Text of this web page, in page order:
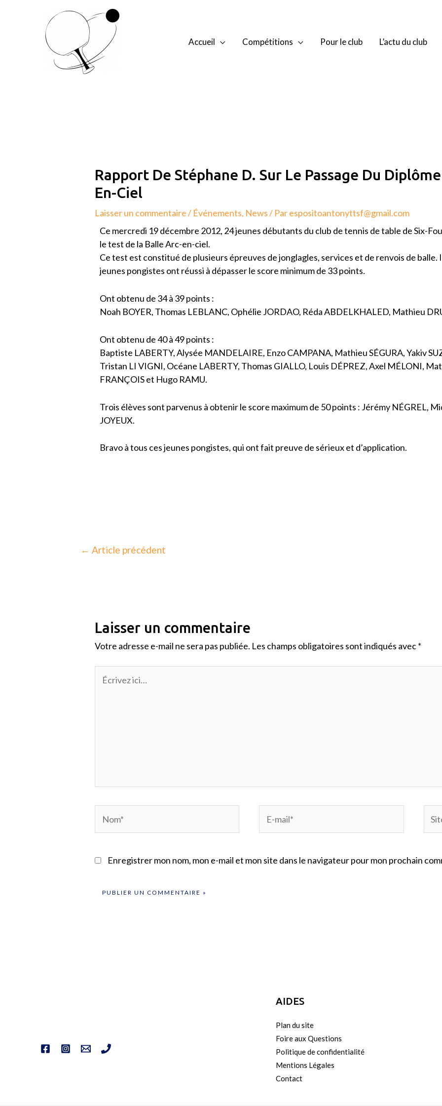
Accueil Compétitions Pour le club L’actu du club
Rapport De Stéphane D. Sur Le Passage Du
En-Ciel
Laisser un commentaire/ Événements, News/ Parespositoantonyttsf@gmail.com
Ce mercredi 19 décembre 2012, 24 jeunes débutants du club de tennis de table de Six-
le test de la Balle Arc-en-ciel.
Ce test est constitué de plusieurs épreuves de jonglagles, services et de renvois de balle.
jeunes pongistes ont réussi à dépasser le score minimum de 33 points.
Ont obtenu de 34 à 39 points :
Noah BOYER, Thomas LEBLANC, Ophélie JORDAO, Réda ABDELKHALED, Mathieu
Ont obtenu de 40 à 49 points :
Baptiste LABERTY, Alysée MANDELAIRE, Enzo CAMPANA, Mathieu SÉGURA, Yakiv
Tristan LI VIGNI, Océane LABERTY, Thomas GIALLO, Louis DÉPREZ, Axel MÉLONI,
FRANÇOIS et Hugo RAMU.
Trois élèves sont parvenus à obtenir le score maximum de 50 points : Jérémy NÉGREL,
JOYEUX.
Bravo à tous ces jeunes pongistes, qui ont fait preuve de sérieux et d’application.
← Article précédent
Laisser un commentaire
Votre adresse e-mail ne sera pas publiée. Les champs obligatoires sont indiqués avec*
ici…
mail*
Enregistrer mon nom, mon e-mail et mon site dans le navigateur pour mon prochain
AIDES
Plan du site
Foire aux Questions
Politique de confidentialité
Mentions Légales
Contact